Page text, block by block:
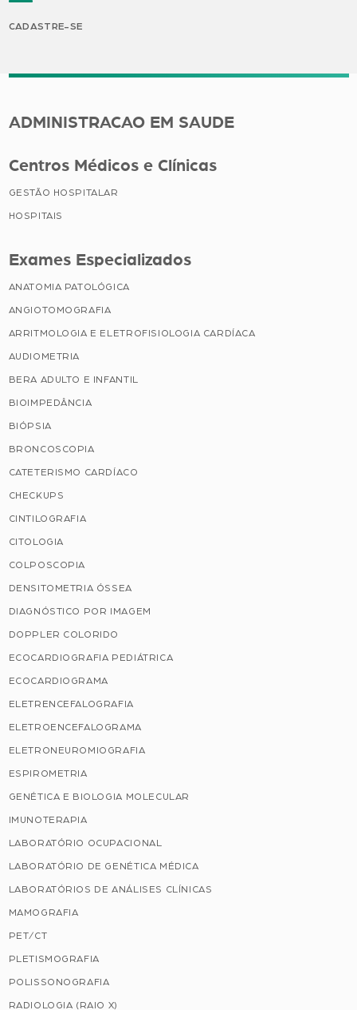
CADASTRE-SE
ADMINISTRACAO EM SAUDE
Centros Médicos e Clínicas
GESTÃO HOSPITALAR
HOSPITAIS
Exames Especializados
ANATOMIA PATOLÓGICA
ANGIOTOMOGRAFIA
ARRITMOLOGIA E ELETROFISIOLOGIA CARDÍACA
AUDIOMETRIA
BERA ADULTO E INFANTIL
BIOIMPEDÂNCIA
BIÓPSIA
BRONCOSCOPIA
CATETERISMO CARDÍACO
CHECKUPS
CINTILOGRAFIA
CITOLOGIA
COLPOSCOPIA
DENSITOMETRIA ÓSSEA
DIAGNÓSTICO POR IMAGEM
DOPPLER COLORIDO
ECOCARDIOGRAFIA PEDIÁTRICA
ECOCARDIOGRAMA
ELETRENCEFALOGRAFIA
ELETROENCEFALOGRAMA
ELETRONEUROMIOGRAFIA
ESPIROMETRIA
GENÉTICA E BIOLOGIA MOLECULAR
IMUNOTERAPIA
LABORATÓRIO OCUPACIONAL
LABORATÓRIO DE GENÉTICA MÉDICA
LABORATÓRIOS DE ANÁLISES CLÍNICAS
MAMOGRAFIA
PET/CT
PLETISMOGRAFIA
POLISSONOGRAFIA
RADIOLOGIA (RAIO X)